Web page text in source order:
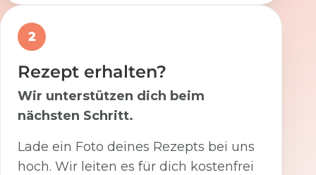
2
Rezept erhalten?
Wir unterstützen dich beim
nächsten Schritt.
Lade ein Foto deines Rezepts bei uns
hoch. Wir leiten es für dich kostenfrei